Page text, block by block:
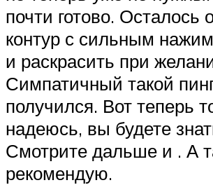
почти готово. Осталось
контур с сильным
и раскрасить при
Симпатичный такой
получился. Вот теперь
надеюсь, вы будете
Смотрите дальше и . А
рекомендую.